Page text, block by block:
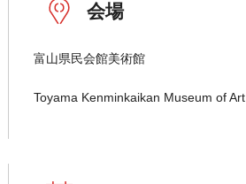
会場
富山県民会館美術館
Toyama Kenminkaikan Museum of Art